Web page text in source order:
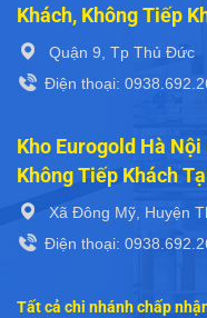
Khách, Không Tiếp
Quận 9, Tp Thủ Đức
Điện thoại:
Kho Eurogold Hà
Không Tiếp Khách
Xã Đông Mỹ, Huyện
Điện thoại:
Tất cả chi nhánh chấp